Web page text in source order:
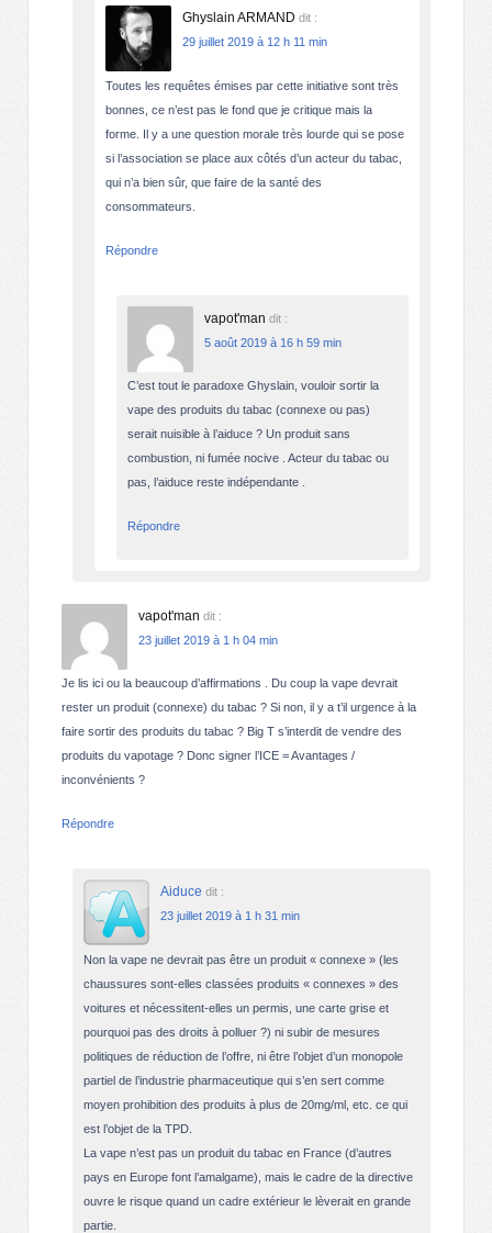
Ghyslain ARMAND dit :
29 juillet 2019 à 12 h 11 min
Toutes les requêtes émises par cette initiative sont très
bonnes, ce n’est pas le fond que je critique mais la
forme. Il y a une question morale très lourde qui se pose
si l’association se place aux côtés d’un acteur du tabac,
qui n’a bien sûr, que faire de la santé des
consommateurs.
Répondre
vapot'man dit :
5 août 2019 à 16 h 59 min
C’est tout le paradoxe Ghyslain, vouloir sortir la
vape des produits du tabac (connexe ou pas)
serait nuisible à l’aiduce ? Un produit sans
combustion, ni fumée nocive . Acteur du tabac ou
pas, l’aiduce reste indépendante .
Répondre
vapot'man dit :
23 juillet 2019 à 1 h 04 min
Je lis ici ou la beaucoup d’affirmations . Du coup la vape devrait
rester un produit (connexe) du tabac ? Si non, il y a t’il urgence à la
faire sortir des produits du tabac ? Big T s’interdit de vendre des
produits du vapotage ? Donc signer l’ICE = Avantages /
inconvénients ?
Répondre
Aiduce dit :
23 juillet 2019 à 1 h 31 min
Non la vape ne devrait pas être un produit « connexe » (les
chaussures sont-elles classées produits « connexes » des
voitures et nécessitent-elles un permis, une carte grise et
pourquoi pas des droits à polluer ?) ni subir de mesures
politiques de réduction de l’offre, ni être l’objet d’un monopole
partiel de l’industrie pharmaceutique qui s’en sert comme
moyen prohibition des produits à plus de 20mg/ml, etc. ce qui
est l’objet de la TPD.
La vape n’est pas un produit du tabac en France (d’autres
pays en Europe font l’amalgame), mais le cadre de la directive
ouvre le risque quand un cadre extérieur le lèverait en grande
partie.